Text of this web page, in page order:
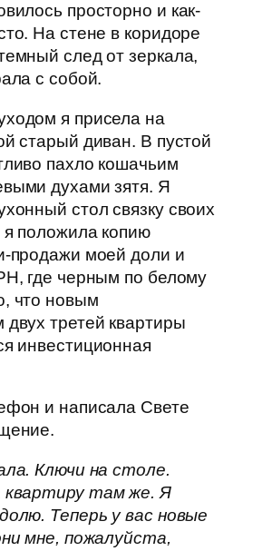
просторно и как-
На стене в коридоре
след от зеркала,
с собой.
я присела на
старый диван. В пустой
пахло кошачьим
духами зятя. Я
стол связку своих
положила копию
продажи моей доли и
где черным по белому
что новым
двух третей квартиры
инвестиционная
и написала Свете
Ключи на столе.
там же. Я
Теперь у вас новые
мне, пожалуйста,